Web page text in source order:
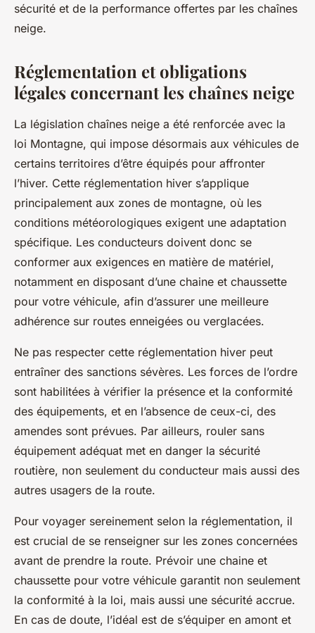
sécurité et de la performance offertes par les chaînes
neige.
Réglementation et obligations
légales concernant les chaînes neige
La législation chaînes neige a été renforcée avec la
loi Montagne, qui impose désormais aux véhicules de
certains territoires d’être équipés pour affronter
l’hiver. Cette réglementation hiver s’applique
principalement aux zones de montagne, où les
conditions météorologiques exigent une adaptation
spécifique. Les conducteurs doivent donc se
conformer aux exigences en matière de matériel,
notamment en disposant d’une chaine et chaussette
pour votre véhicule, afin d’assurer une meilleure
adhérence sur routes enneigées ou verglacées.
Ne pas respecter cette réglementation hiver peut
entraîner des sanctions sévères. Les forces de l’ordre
sont habilitées à vérifier la présence et la conformité
des équipements, et en l’absence de ceux-ci, des
amendes sont prévues. Par ailleurs, rouler sans
équipement adéquat met en danger la sécurité
routière, non seulement du conducteur mais aussi des
autres usagers de la route.
Pour voyager sereinement selon la réglementation, il
est crucial de se renseigner sur les zones concernées
avant de prendre la route. Prévoir une chaine et
chaussette pour votre véhicule garantit non seulement
la conformité à la loi, mais aussi une sécurité accrue.
En cas de doute, l’idéal est de s’équiper en amont et